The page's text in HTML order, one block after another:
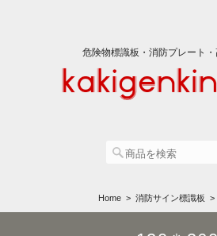
危険物標識板・消防プレート
Home 消防サイン標識板